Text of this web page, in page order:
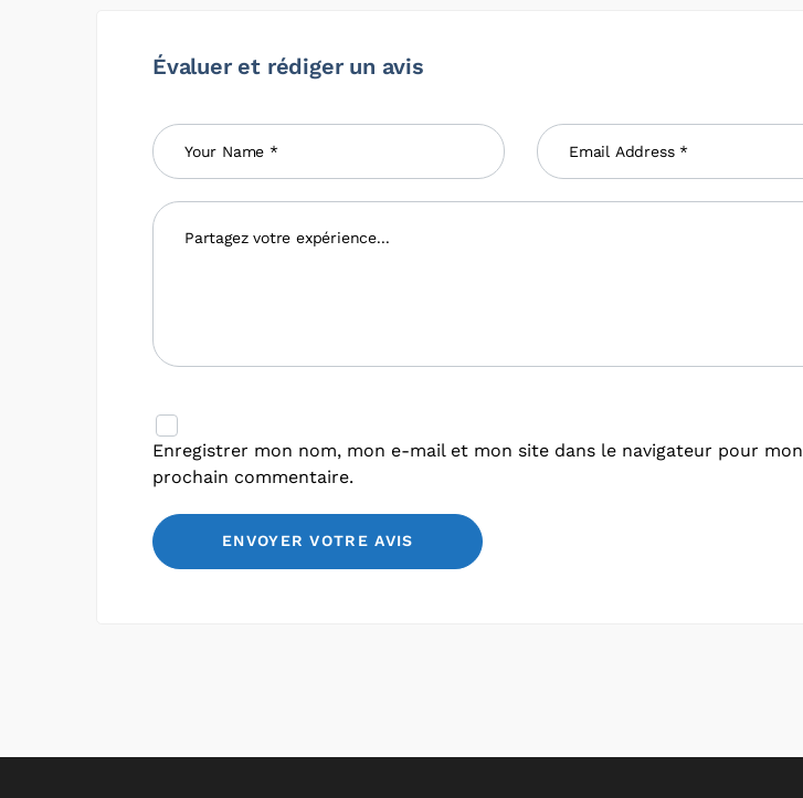
Évaluer et rédiger un avis
Enregistrer mon nom, mon e-mail et mon site dans le navigateur pour mon
prochain commentaire.